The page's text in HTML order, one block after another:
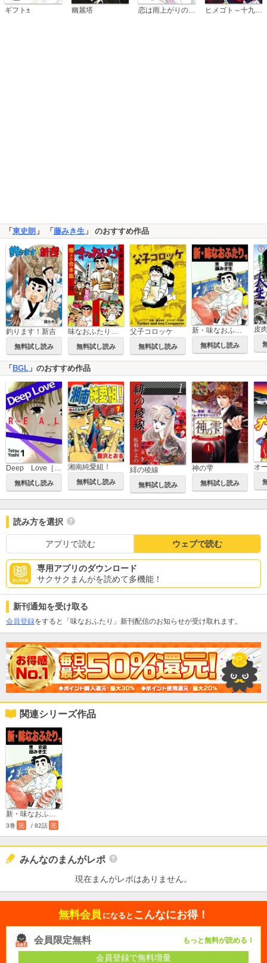
ギフト± 幽麗塔 恋は雨上がりのように ヒメゴト～十九歳の制服～
「 東史朗 」 「 藤みき生 」 のおすすめ作品
釣ります！新吉
無料試し読み
味なおふたり【合本版】
無料試し読み
父子コロッケ
無料試し読み
新・味なおふたり
無料試し読み
皮
「 BGL 」のおすすめ作品
無料試し読み
湘南純愛組！
無料試し読み
緋の稜線
無料試し読み
神の雫
無料試し読み
オ
読み方を選択
アプリで読む ウェブで読む
専用アプリのダウンロード
サクサクまんがを読めて多機能！
新刊通知を受け取る
会員登録をすると「味なおふたり」新刊配信のお知らせが受け取れます。
関連シリーズ作品
3巻 完 / 82話 完
みんなのまんがレポ
現在まんがレポはありません。
無料会員 になると こんなにお得！
会員限定無料 もっと無料が読める！
会員登録で無料増量